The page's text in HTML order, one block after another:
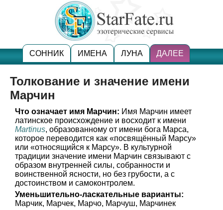
СОННИК ИМЕНА ЛУНА ДАЛЕЕ
Толкование и значение имени
Марчин
Что означает имя Марчин: Имя Марчин имеет
латинское происхождение и восходит к имени
Martinus, образованному от имени бога Марса,
которое переводится как «посвящённый Марсу»
или «относящийся к Марсу». В культурной
традиции значение имени Марчин связывают с
образом внутренней силы, собранности и
воинственной ясности, но без грубости, а с
достоинством и самоконтролем.
Уменьшительно-ласкательные варианты:
Марчик, Марчек, Марчо, Марчуш, Марчинек